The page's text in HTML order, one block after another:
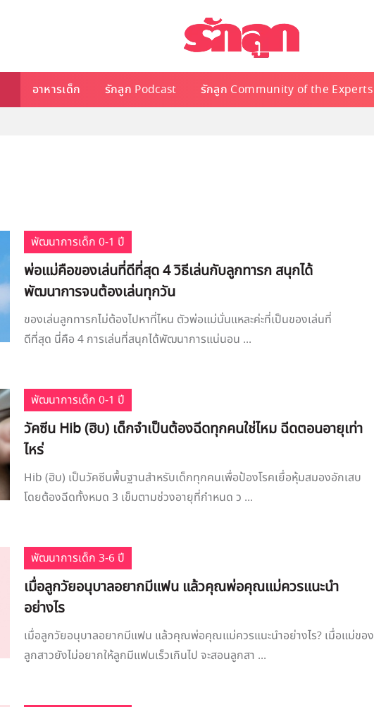
อาหารเด็ก รักลูก Podcast รักลูก Community of the Experts
พัฒนาการเด็ก 0-1 ปี
พ่อแม่คือของเล่นที่ดีที่สุด 4 วิธีเล่นกับลูกทารก สนุกได้
พัฒนาการจนต้องเล่นทุกวัน
ของเล่นลูกทารกไม่ต้องไปหาที่ไหน ตัวพ่อแม่นั่นแหละค่ะที่เป็นของเล่นที่
ดีที่สุด นี่คือ 4 การเล่นที่สนุกได้พัฒนาการแน่นอน ...
พัฒนาการเด็ก 0-1 ปี
วัคซีน Hib (ฮิบ) เด็กจำเป็นต้องฉีดทุกคนใช่ไหม ฉีดตอนอายุเท่า
ไหร่
Hib (ฮิบ) เป็นวัคซีนพื้นฐานสำหรับเด็กทุกคนเพื่อป้องโรคเยื่อหุ้มสมองอักเสบ
โดยต้องฉีดทั้งหมด 3 เข็มตามช่วงอายุที่กำหนด ว ...
พัฒนาการเด็ก 3-6 ปี
เมื่อลูกวัยอนุบาลอยากมีแฟน แล้วคุณพ่อคุณแม่ควรแนะนำ
อย่างไร
เมื่อลูกวัยอนุบาลอยากมีแฟน แล้วคุณพ่อคุณแม่ควรแนะนำอย่างไร? เมื่อแม่ของ
ลูกสาวยังไม่อยากให้ลูกมีแฟนเร็วเกินไป จะสอนลูกสา ...